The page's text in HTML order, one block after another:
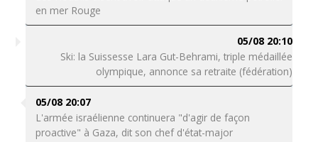
en mer Rouge
05/08 20:10
Ski: la Suissesse Lara Gut-Behrami, triple médaillée
olympique, annonce sa retraite (fédération)
05/08 20:07
L'armée israélienne continuera "d'agir de façon
proactive" à Gaza, dit son chef d'état-major